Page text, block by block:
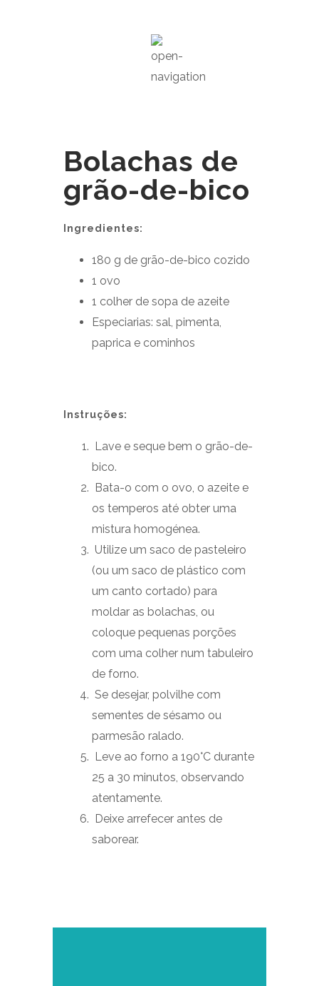
Bolachas de
grão-de-bico
Ingredientes:
180 g de grão-de-bico cozido
1 ovo
1 colher de sopa de azeite
Especiarias: sal, pimenta,
paprica e cominhos
Instruções:
Lave e seque bem o grão-de-
bico.
Bata-o com o ovo, o azeite e
os temperos até obter uma
mistura homogénea.
Utilize um saco de pasteleiro
(ou um saco de plástico com
um canto cortado) para
moldar as bolachas, ou
coloque pequenas porções
com uma colher num tabuleiro
de forno.
Se desejar, polvilhe com
sementes de sésamo ou
parmesão ralado.
Leve ao forno a 190°C durante
25 a 30 minutos, observando
atentamente.
Deixe arrefecer antes de
saborear.